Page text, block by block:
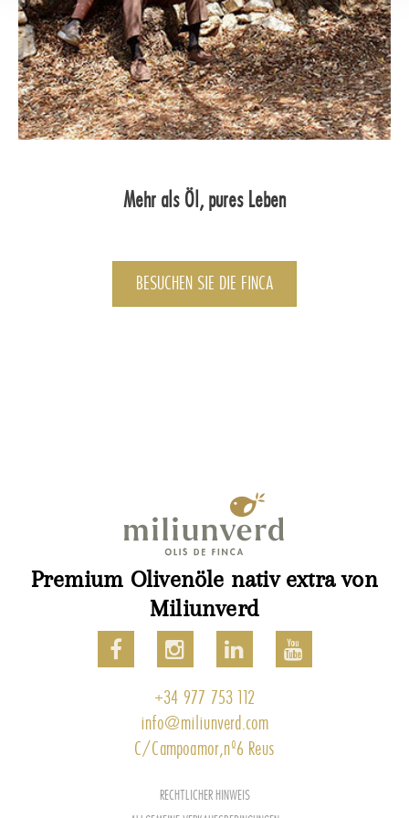
Mehr als Öl, pures Leben
BESUCHEN SIE DIE FINCA
Premium Olivenöle nativ extra von
Miliunverd
+34 977 753 112
info@miliunverd.com
C/Campoamor,nº6 Reus
RECHTLICHER HINWEIS